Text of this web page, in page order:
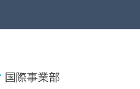
国際事業部